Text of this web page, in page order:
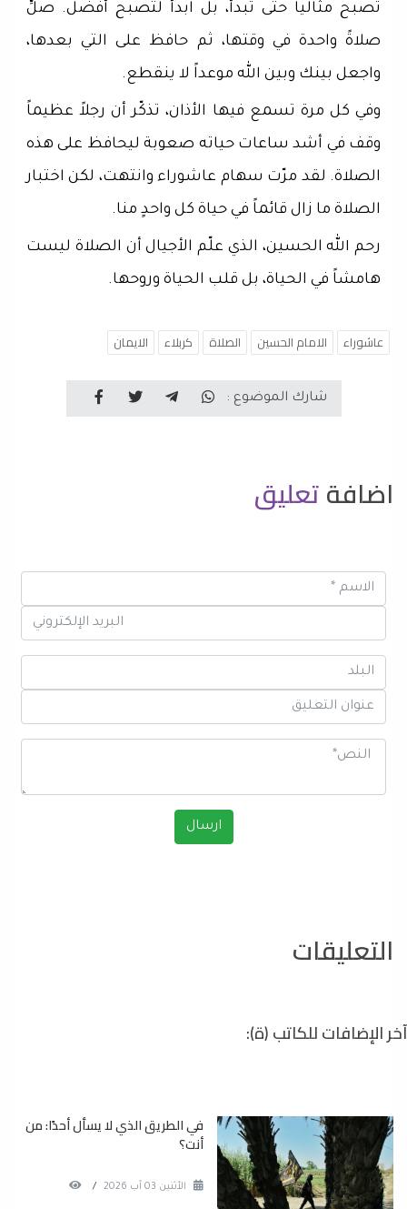
تصبح مثالياً حتى تبدأ، بل ابدأ لتصبح أفضل. صلِّ
صلاةً واحدة في وقتها، ثم حافظ على التي بعدها،
واجعل بينك وبين الله موعداً لا ينقطع.
وفي كل مرة تسمع فيها الأذان، تذكّر أن رجلاً عظيماً
وقف في أشد ساعات حياته صعوبة ليحافظ على هذه
الصلاة. لقد مرّت سهام عاشوراء وانتهت، لكن اختبار
الصلاة ما زال قائماً في حياة كل واحدٍ منا.
رحم الله الحسين، الذي علّم الأجيال أن الصلاة ليست
هامشاً في الحياة، بل قلب الحياة وروحها.
عاشوراء الامام الحسين الصلاة كربلاء الايمان
شارك الموضوع :
اضافةتعليق
التعليقات
آخر الإضافات للكاتب (ة):
في الطريق الذي لا يسأل أحدًا: من
أنت؟
الأثنين 03 آب 2026 /